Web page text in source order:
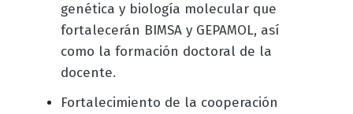
genética y biología molecular que
fortalecerán BIMSA y GEPAMOL, así
como la formación doctoral de la
docente.
Fortalecimiento de la cooperación